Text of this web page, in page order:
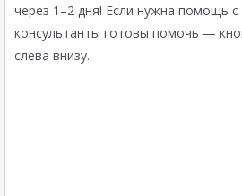
через 1–2 дня! Если нужна помощь
консультанты готовы помочь —
слева внизу.